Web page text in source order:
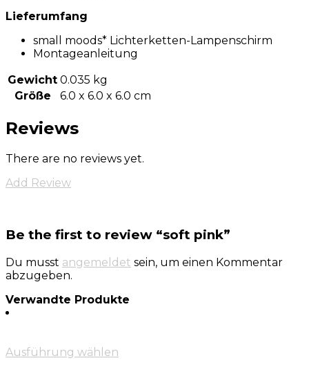
Lieferumfang
small moods* Lichterketten-Lampenschirm
Montageanleitung
Gewicht 0.035 kg
Größe
6.0 x 6.0 x 6.0 cm
Reviews
There are no reviews yet.
Add Review
Be the first to review “soft pink”
Du musst angemeldet sein, um einen Kommentar
abzugeben.
Verwandte Produkte
Ausführung wählen